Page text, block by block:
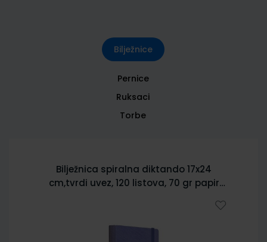
Bilježnice
Pernice
Ruksaci
Torbe
Bilježnica spiralna diktando 17x24
cm,tvrdi uvez, 120 listova, 70 gr papir